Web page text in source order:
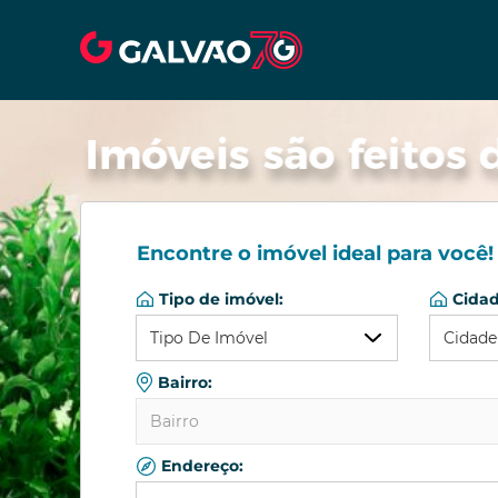
Encontre o imóvel ideal para você!
Tipo de imóvel:
Tipo De Imóvel
Qualquer
Apartamento
Barracão/Galpão
Casa Comercial
Cidade
Bairro:
Bairro
Qualquer
Endereço: